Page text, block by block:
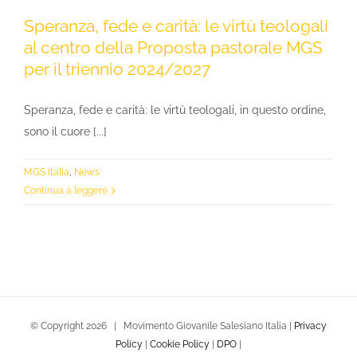
Speranza, fede e carità: le virtù teologali
al centro della Proposta pastorale MGS
per il triennio 2024/2027
Speranza, fede e carità: le virtù teologali, in questo ordine,
sono il cuore [...]
MGS Italia News
Continua a leggere
© Copyright 2026 | Movimento Giovanile Salesiano Italia | Privacy
Policy | Cookie Policy | DPO |